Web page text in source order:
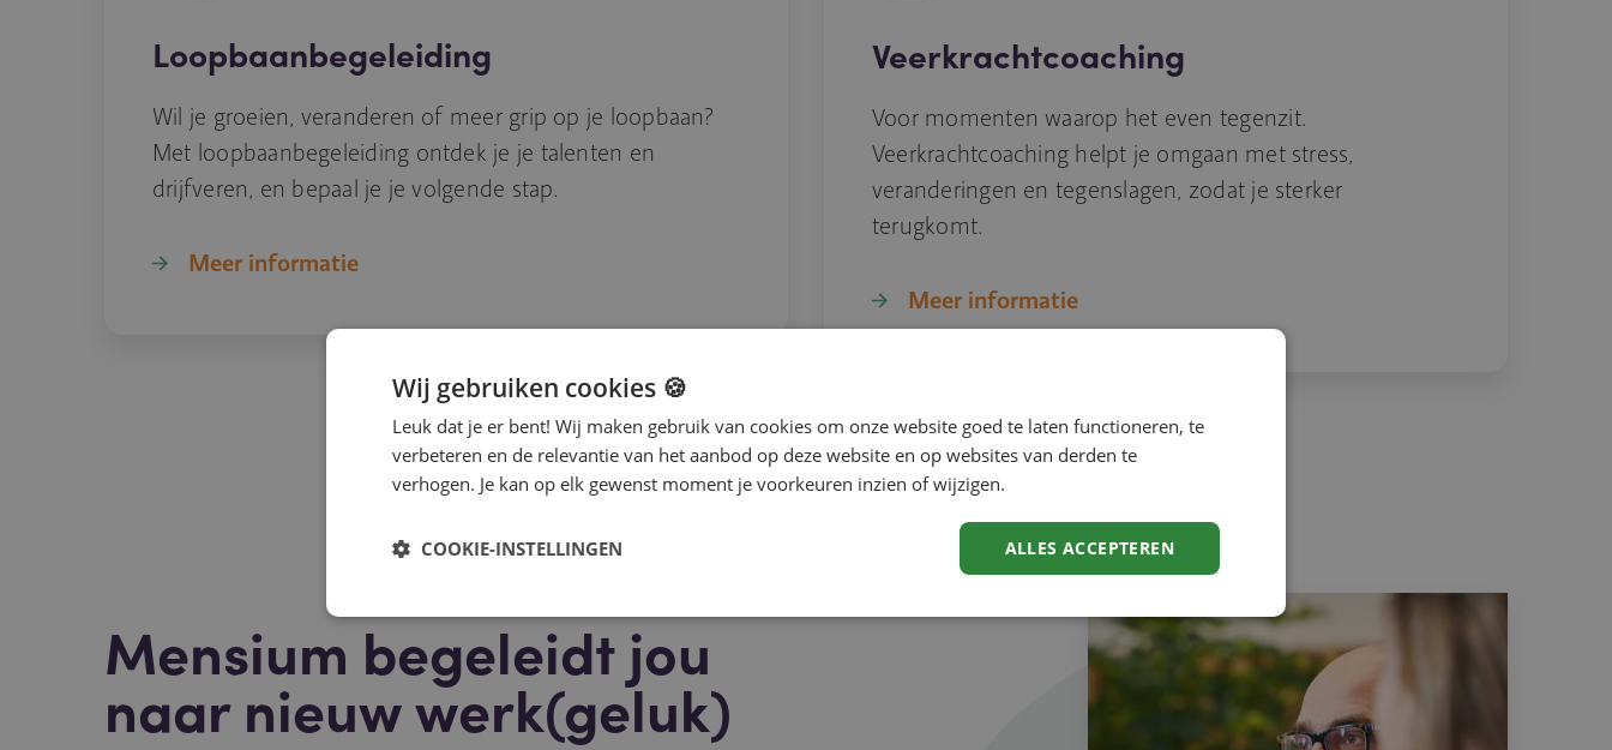
Loopbaanbegeleiding
Wil je groeien, veranderen of meer grip op je loopbaan?
Met loopbaanbegeleiding ontdek je je talenten en
drijfveren, en bepaal je je volgende stap.
Meer informatie
Veerkrachtcoaching
Voor momenten waarop het even tegenzit.
Veerkrachtcoaching helpt je omgaan met stress,
veranderingen en tegenslagen, zodat je sterker
terugkomt.
Meer informatie
Mensium begeleidt jou
naar nieuw werk(geluk)
Wij gebruiken cookies 🍪
Leuk dat je er bent! Wij maken gebruik van cookies om onze website goed te laten functioneren, te
verbeteren en de relevantie van het aanbod op deze website en op websites van derden te
verhogen. Je kan op elk gewenst moment je voorkeuren inzien of wijzigen.
ALLES ACCEPTEREN
COOKIE-INSTELLINGEN